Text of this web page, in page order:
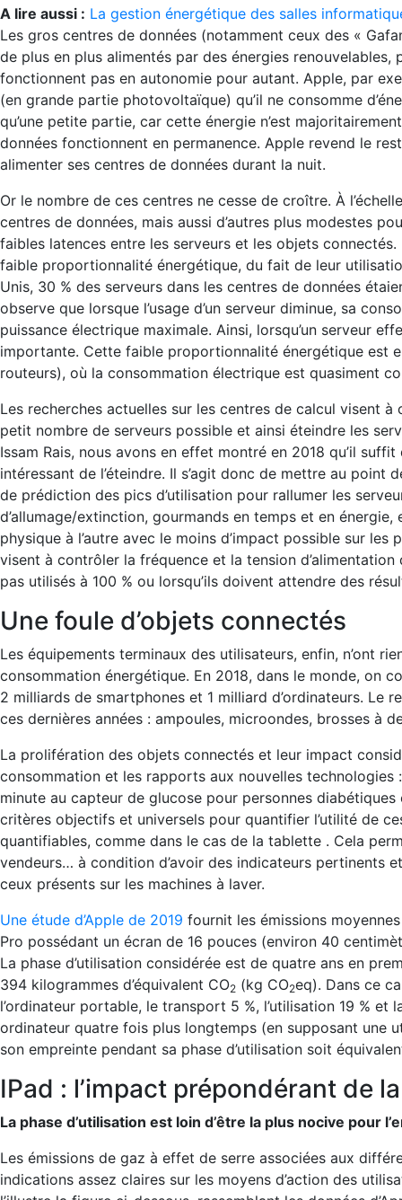
A lire aussi : La gestion énergétique des salles
Les gros centres de données (notamment ceux des «
de plus en plus alimentés par des énergies
fonctionnent pas en autonomie pour autant. Apple, par
(en grande partie photovoltaïque) qu’il ne consomme
qu’une petite partie, car cette énergie n’est
données fonctionnent en permanence. Apple revend le
alimenter ses centres de données durant la nuit.
Or le nombre de ces centres ne cesse de croître. À
centres de données, mais aussi d’autres plus modestes
faibles latences entre les serveurs et les objets
faible proportionnalité énergétique, du fait de leur
Unis, 30 % des serveurs dans les centres de données
observe que lorsque l’usage d’un serveur diminue, sa
puissance électrique maximale. Ainsi, lorsqu’un serveur
importante. Cette faible proportionnalité énergétique est
routeurs), où la consommation électrique est quasiment
Les recherches actuelles sur les centres de calcul visent
petit nombre de serveurs possible et ainsi éteindre les
Issam Rais, nous avons en effet montré en 2018 qu’il
intéressant de l’éteindre. Il s’agit donc de mettre au
de prédiction des pics d’utilisation pour rallumer les
d’allumage/extinction, gourmands en temps et en
physique à l’autre avec le moins d’impact possible sur
visent à contrôler la fréquence et la tension
pas utilisés à 100 % ou lorsqu’ils doivent attendre des
Une foule d’objets connectés
Les équipements terminaux des utilisateurs, enfin, n’ont
consommation énergétique. En 2018, dans le monde, on
2 milliards de smartphones et 1 milliard d’ordinateurs.
ces dernières années : ampoules, microondes, brosses à
La prolifération des objets connectés et leur impact
consommation et les rapports aux nouvelles
minute au capteur de glucose pour personnes
critères objectifs et universels pour quantifier l’utilité de
quantifiables, comme dans le cas de la tablette . Cela
vendeurs… à condition d’avoir des indicateurs pertinents
ceux présents sur les machines à laver.
Une étude d’Apple de 2019 fournit les émissions
Pro possédant un écran de 16 pouces (environ 40
La phase d’utilisation considérée est de quatre ans en
394 kilogrammes d’équivalent CO2 (kg CO2eq). Dans ce
l’ordinateur portable, le transport 5 %, l’utilisation 19 %
ordinateur quatre fois plus longtemps (en supposant une
son empreinte pendant sa phase d’utilisation soit
IPad : l’impact prépondérant de
La phase d’utilisation est loin d’être la plus nocive pour
Les émissions de gaz à effet de serre associées aux
indications assez claires sur les moyens d’action des